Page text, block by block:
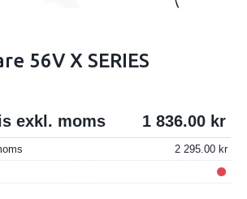
56V X SERIES
exkl. moms 1 836.00
2 295.00